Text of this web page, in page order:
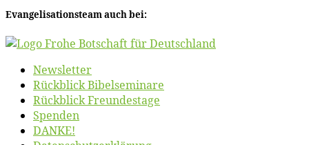
Evan­ge­li­sa­ti­ons­team auch bei:
News­let­ter
Rück­blick Bibelseminare
Rück­blick Freundestage
Spen­den
DANKE!